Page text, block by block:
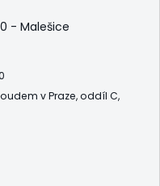
- Malešice
v Praze, oddíl C,